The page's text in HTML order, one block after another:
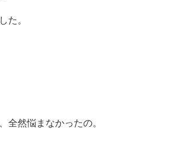
た。
全然悩まなかったの。